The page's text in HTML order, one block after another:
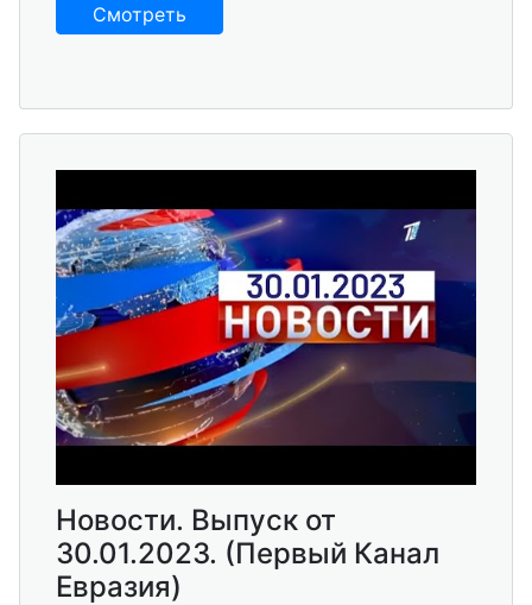
Смотреть
Новости. Выпуск от
30.01.2023. (Первый Канал
Евразия)